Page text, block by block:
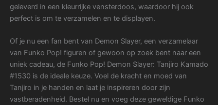
geleverd in een kleurrijke vensterdoos, waardoor hij ook
perfect is om te verzamelen en te displayen.
Of je nu een fan bent van Demon Slayer, een verzamelaar
van Funko Pop! figuren of gewoon op zoek bent naar een
uniek cadeau, de Funko Pop! Demon Slayer: Tanjiro Kamado
#1530 is de ideale keuze. Voel de kracht en moed van
Tanjiro in je handen en laat je inspireren door zijn
vastberadenheid. Bestel nu en voeg deze geweldige Funko